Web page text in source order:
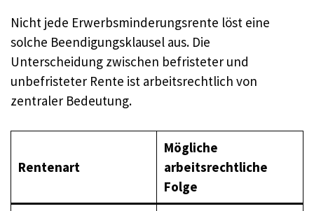
Nicht jede Erwerbsminderungsrente löst eine
solche Beendigungsklausel aus. Die
Unterscheidung zwischen befristeter und
unbefristeter Rente ist arbeitsrechtlich von
zentraler Bedeutung.
Rentenart
Mögliche
arbeitsrechtliche
Folge